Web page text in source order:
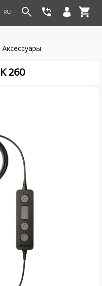
Аксессуары
260